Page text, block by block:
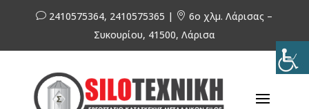
v 2410575364, 2410575365 |  6ο χλμ. Λάρισας –
Συκουρίου, 41500, Λάρισα